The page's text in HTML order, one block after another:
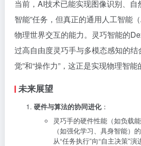
当前，AI技术已能实现图像识别、自
智能”任务，但真正的通用人工智能
物理世界交互的能力。灵巧智能的
过高自由度灵巧手与多模态感知的结
觉”和“操作力”，这正是实现物理智能
未来展望
硬件与算法的协同进化：
灵巧手的硬件性能（如负载
（如强化学习、具身智能）
从“任务执行”向“自主决策”演